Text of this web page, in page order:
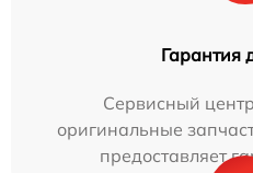
Гарантия
Сервисный
оригинальные
предоставляет